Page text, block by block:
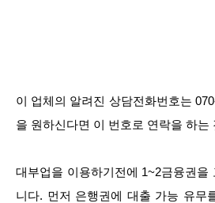
이 업체의 알려진 상담전화번호는
을 원하신다면 이 번호로 연락을 하는
대부업을 이용하기전에 1~2금융권을
니다. 먼저 은행권에 대출 가능 유무